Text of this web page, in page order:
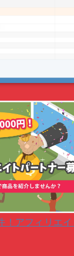
アフィリエイ